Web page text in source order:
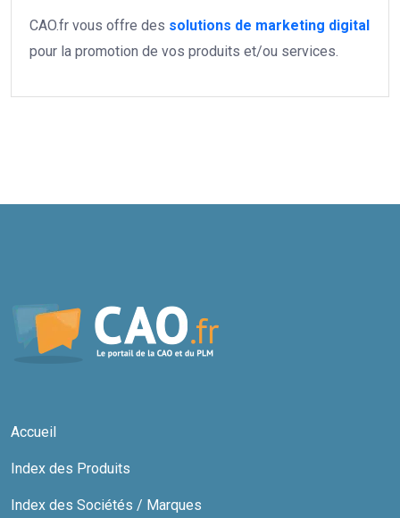
CAO.fr vous offre des solutions de marketing digital
pour la promotion de vos produits et/ou services.
Accueil
Index des Produits
Index des Sociétés / Marques